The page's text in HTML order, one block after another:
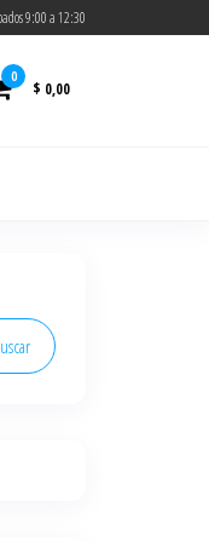
9:00 a 12:30
0
$ 0,00